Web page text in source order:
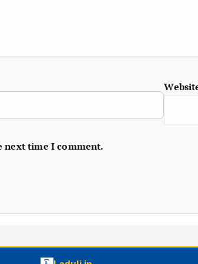
next time I comment.